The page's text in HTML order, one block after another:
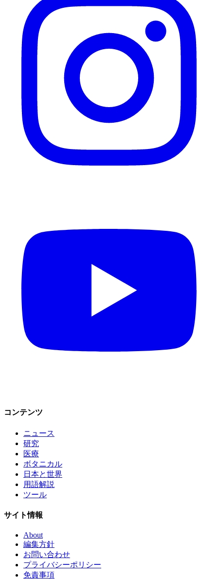
コンテンツ
ニュース
研究
医療
ボタニカル
日本と世界
用語解説
ツール
サイト情報
About
編集方針
お問い合わせ
プライバシーポリシー
免責事項